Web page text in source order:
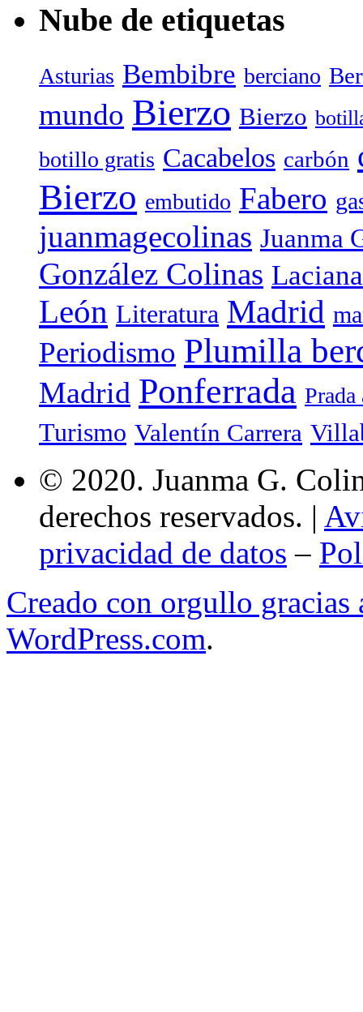
Nube de etiquetas
Asturias Bembibre berciano
mundo Bierzo Bierzo
botillo gratis Cacabelos carbón
Bierzo embutido Fabero
juanmagecolinas Juanma
González Colinas Laciana
León Literatura Madrid
Periodismo Plumilla
Madrid Ponferrada Prada
Turismo Valentín Carrera
© 2020. Juanma G.
derechos reservados. |
privacidad de datos –
Creado con orgullo gracias
WordPress.com.